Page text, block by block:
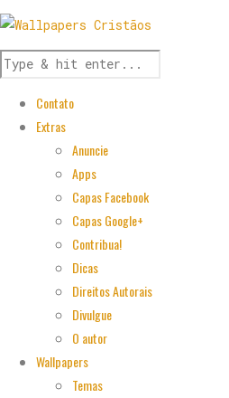
Contato
Extras
Anuncie
Apps
Capas Facebook
Capas Google+
Contribua!
Dicas
Direitos Autorais
Divulgue
O autor
Wallpapers
Temas